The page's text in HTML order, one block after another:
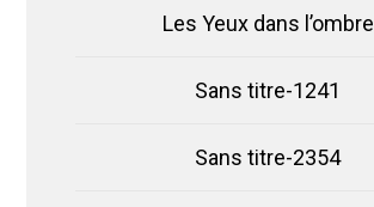
Les Yeux dans l’ombre
Sans titre-1241
Sans titre-2354